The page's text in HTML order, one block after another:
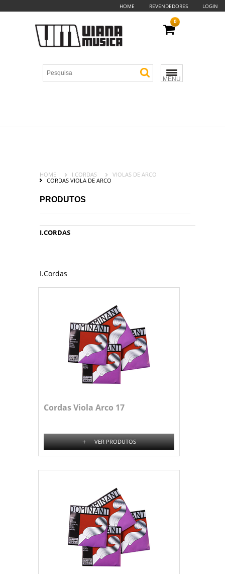
HOME REVENDEDORES LOGIN
MENU
0
HOME I.CORDAS
VIOLAS DE ARCO
CORDAS VIOLA DE ARCO
PRODUTOS
I.CORDAS
I.Cordas
Cordas Viola Arco 17
+ VER PRODUTOS